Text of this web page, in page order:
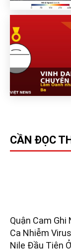
CẦN ĐỌC
Quận Cam Ghi
Ca Nhiễm
Nile Đầu Tiên